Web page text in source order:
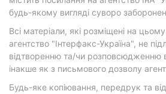
будь-якому вигляді суворо
Всі матеріали, які розміщені на
агентство "Інтерфакс-Україна", не
відтворенню та/чи розповсюдженню
інакше як з письмового дозволу
Будь-яке копіювання, передрук та